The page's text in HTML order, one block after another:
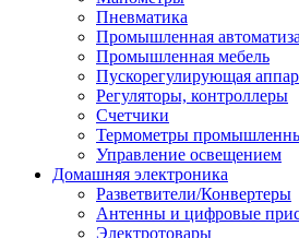
Пневматика
Промышленная
Промышленная мебель
Пускорегулирующая
Регуляторы, контроллеры
Счетчики
Термометры
Управление освещением
Домашняя электроника
Разветвители/Конвертеры
Антенны и цифровые
Электротовары